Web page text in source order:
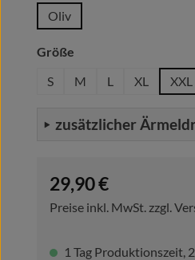
Oliv
Größe
S
M L XL XXL
zusätzlicher
Regulärer Preis:
29,90 €
Preise inkl. MwSt. zzgl.
1 Tag Produktionszeit,